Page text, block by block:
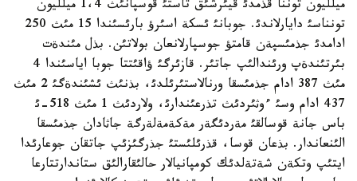
ميلليون توننا قذمدئ قيئرشئق تاستئ قوسپانئث 1،4 ميلليون
تونناسئ دايارلاندئ. جوبانئ ئسكة اسئرؤ بارئسئندا 15 مئث 250
ادامدئ جذمئسپةن قامتؤ جوسپارلانعان بولاتئن. بذل مئندةت
بئرتئندةپ ورئندالئپ جاتئر. قازئرگئ ؤاقئتتا جوبا اياسئندا 4
مئث 387 ادام جذمئسقا ورنالاستئرئلدئ، بذنئث ئشئندةگئ 2 مئث
437 ادام وسئ ءوثئردئث تذرعئندارئ، ولاردئث 1 مئث 518-ئ
باس جانة قوسالقئ مةردئگةر مةكةمةلةرگة جاثادان جذمئسقا
الئنعاندار. بذعان قوسا، قذرئلئستئ جذرگئزئپ جاتقان جوعارئدا
ايتئپ وتكةن شةتةلدئك كومپانيالار حالئقارالئق ستاندارتتارعا